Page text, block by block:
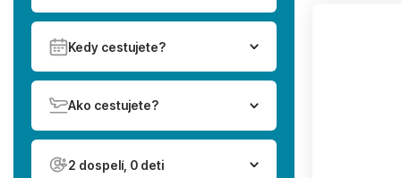
Kedy cestujete?
Ako cestujete?
2 dospelí, 0 deti